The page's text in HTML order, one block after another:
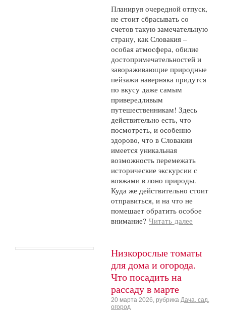
Планируя очередной отпуск,
не стоит сбрасывать со
счетов такую замечательную
страну, как Словакия –
особая атмосфера, обилие
достопримечательностей и
завораживающие природные
пейзажи наверняка придутся
по вкусу даже самым
привередливым
путешественникам! Здесь
действительно есть, что
посмотреть, и особенно
здорово, что в Словакии
имеется уникальная
возможность перемежать
исторические экскурсии с
вояжами в лоно природы.
Куда же действительно стоит
отправиться, и на что не
помешает обратить особое
внимание? Читать далее
Низкорослые томаты
для дома и огорода.
Что посадить на
рассаду в марте
20 марта 2026, рубрика Дача, сад,
огород